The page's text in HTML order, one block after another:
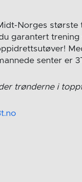
Norges største
garantert
senter er
trønderne i